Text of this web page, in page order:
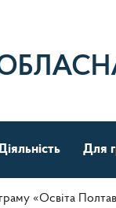
Для
«Освіта